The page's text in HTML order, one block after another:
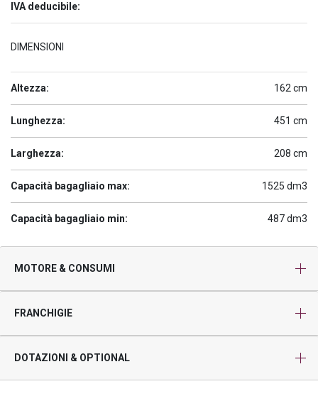
IVA deducibile:
DIMENSIONI
Altezza: 162 cm
Lunghezza: 451 cm
Larghezza: 208 cm
Capacità bagagliaio max: 1525 dm3
Capacità bagagliaio min: 487 dm3
MOTORE & CONSUMI
FRANCHIGIE
DOTAZIONI & OPTIONAL